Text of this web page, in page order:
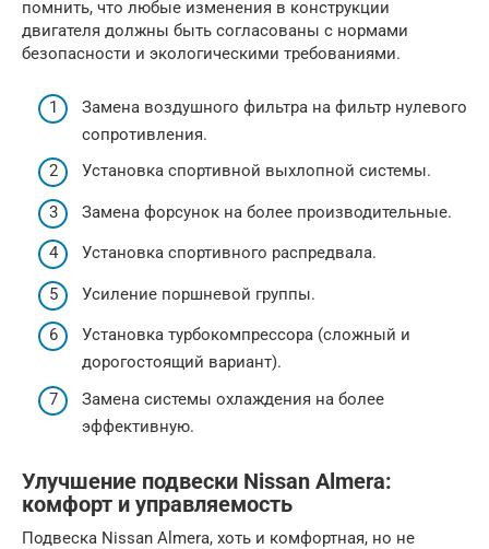
помнить, что любые изменения в конструкции
двигателя должны быть согласованы с нормами
безопасности и экологическими требованиями.
Замена воздушного фильтра на фильтр нулевого
сопротивления.
Установка спортивной выхлопной системы.
Замена форсунок на более производительные.
Установка спортивного распредвала.
Усиление поршневой группы.
Установка турбокомпрессора (сложный и
дорогостоящий вариант).
Замена системы охлаждения на более
эффективную.
Улучшение подвески Nissan Almera:
комфорт и управляемость
Подвеска Nissan Almera, хоть и комфортная, но не